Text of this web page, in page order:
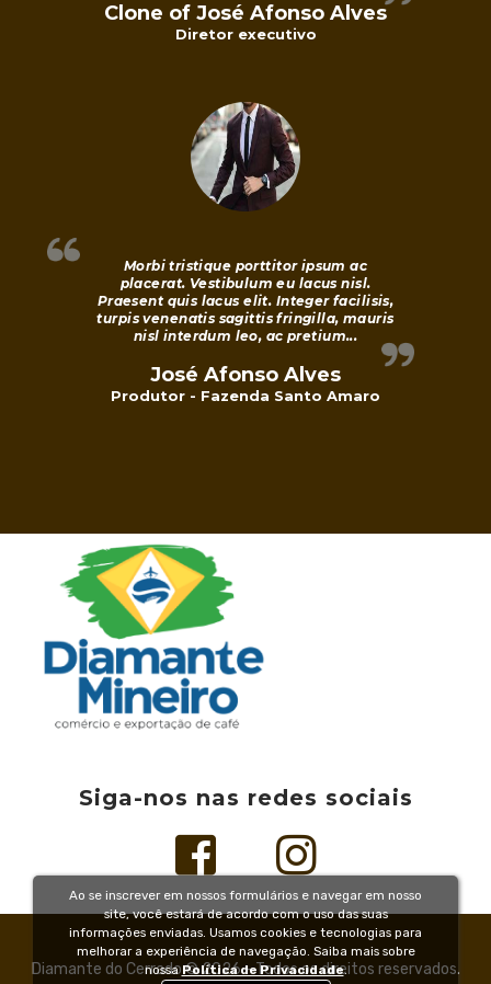
Clone of José Afonso Alves
Diretor executivo
Morbi tristique porttitor ipsum ac
placerat. Vestibulum eu lacus nisl.
Praesent quis lacus elit. Integer facilisis,
turpis venenatis sagittis fringilla, mauris
nisl interdum leo, ac pretium...
José Afonso Alves
Produtor - Fazenda Santo Amaro
Siga-nos nas redes sociais
Diamante do Cerrado © 2026 - Todos os direitos reservados.
Ao se inscrever em nossos formulários e navegar em nosso
site, você estará de acordo com o uso das suas
informações enviadas. Usamos cookies e tecnologias para
melhorar a experiência de navegação. Saiba mais sobre
nossaPolítica de Privacidade.